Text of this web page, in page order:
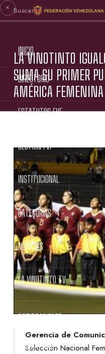
INICIO
DIRECTORIO
ESTATUTOS FVF
GESTIÓN FVF
INSTITUCIONAL
CATEGORÍAS
NOTICIAS
LA VINOTINTO TV
NOTIFICACIONES
NORMATIVAS
LA VINOTINTO
SUMA SU PRIMER
AMÉRICA FEMENINA
Gerencia de
Selección Nacional